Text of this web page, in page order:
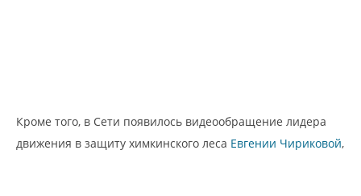
Кроме того, в Сети появилось видеообращение лидера
движения в защиту химкинского леса Евгении Чириковой,